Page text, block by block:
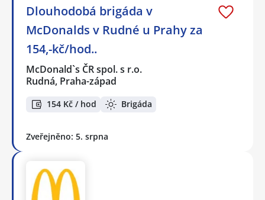
Dlouhodobá brigáda v
McDonalds v Rudné u Prahy za
154,-kč/hod..
McDonald`s ČR spol. s r.o.
Rudná, Praha-západ
154 Kč / hod Brigáda
Zveřejněno: 5. srpna